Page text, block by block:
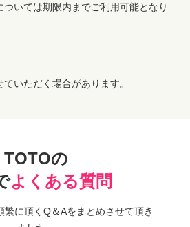
いては期限内までご利用可能となり
いただく場合があります。
TOTOの
よくある質問
繁に頂くQ＆Aをまとめさせて頂き